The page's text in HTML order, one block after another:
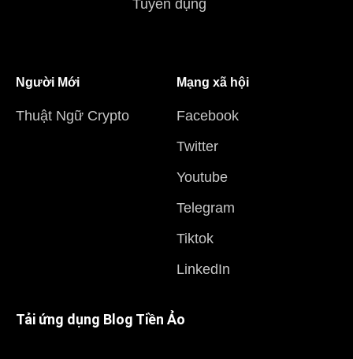
Tuyển dụng
Người Mới
Thuật Ngữ Crypto
Mạng xã hội
Facebook
Twitter
Youtube
Telegram
Tiktok
LinkedIn
Tải ứng dụng Blog Tiền Ảo